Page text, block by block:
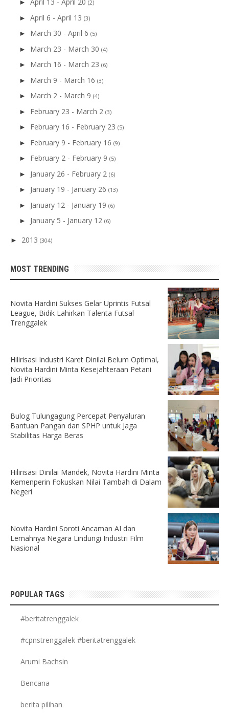
► (2)
► April 6 - April 13 (3)
► March 30 - April 6 (5)
► March 23 - March 30 (4)
► March 16 - March 23 (6)
► March 9 - March 16 (3)
► March 2 - March 9 (4)
► February 23 - March 2 (3)
► February 16 - February 23 (5)
► February 9 - February 16 (9)
► February 2 - February 9 (5)
► January 26 - February 2 (6)
► January 19 - January 26 (13)
► January 12 - January 19 (6)
► January 5 - January 12 (6)
► 2013 (304)
MOST TRENDING
Novita Hardini Sukses Gelar Uprintis Futsal
League, Bidik Lahirkan Talenta Futsal
Trenggalek
Hilirisasi Industri Karet Dinilai Belum Optimal,
Novita Hardini Minta Kesejahteraan Petani
Jadi Prioritas
Bulog Tulungagung Percepat Penyaluran
Bantuan Pangan dan SPHP untuk Jaga
Stabilitas Harga Beras
Hilirisasi Dinilai Mandek, Novita Hardini Minta
Kemenperin Fokuskan Nilai Tambah di Dalam
Negeri
Novita Hardini Soroti Ancaman AI dan
Lemahnya Negara Lindungi Industri Film
Nasional
POPULAR TAGS
#beritatrenggalek
#cpnstrenggalek #beritatrenggalek
Arumi Bachsin
Bencana
berita pilihan